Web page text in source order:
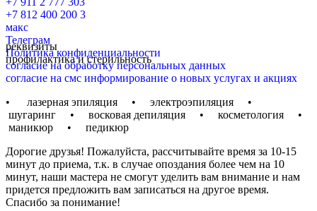
+7 812 400 200 3
макс
Телеграм
реквизиты
Политика конфиденциальности
профилактика и стерильность
согласие на обработку персональных данных
согласие на смс информирование о новых услугах и акциях
• лазерная эпиляция • электроэпиляция •
шугаринг • восковая депиляция • косметология •
маникюр • педикюр
Дорогие друзья! Пожалуйста, рассчитывайте время за 10-15
минут до приема, т.к. в случае опоздания более чем на 10
минут, наши мастера не смогут уделить вам внимание и нам
придется предложить вам записаться на другое время.
Спасибо за понимание!